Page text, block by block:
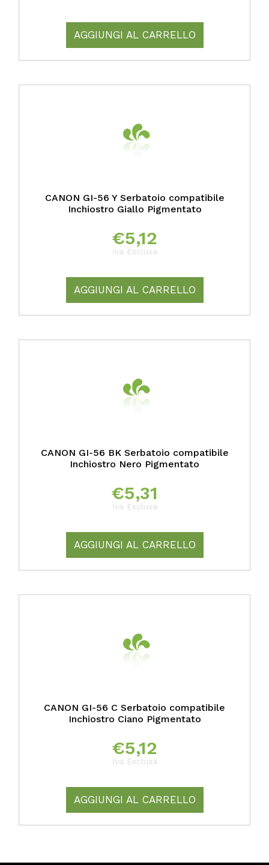
AGGIUNGI AL CARRELLO
CANON GI-56 Y Serbatoio compatibile
Inchiostro Giallo Pigmentato
€5,12
Iva Esclusa
AGGIUNGI AL CARRELLO
CANON GI-56 BK Serbatoio compatibile
Inchiostro Nero Pigmentato
€5,31
Iva Esclusa
AGGIUNGI AL CARRELLO
CANON GI-56 C Serbatoio compatibile
Inchiostro Ciano Pigmentato
€5,12
Iva Esclusa
AGGIUNGI AL CARRELLO